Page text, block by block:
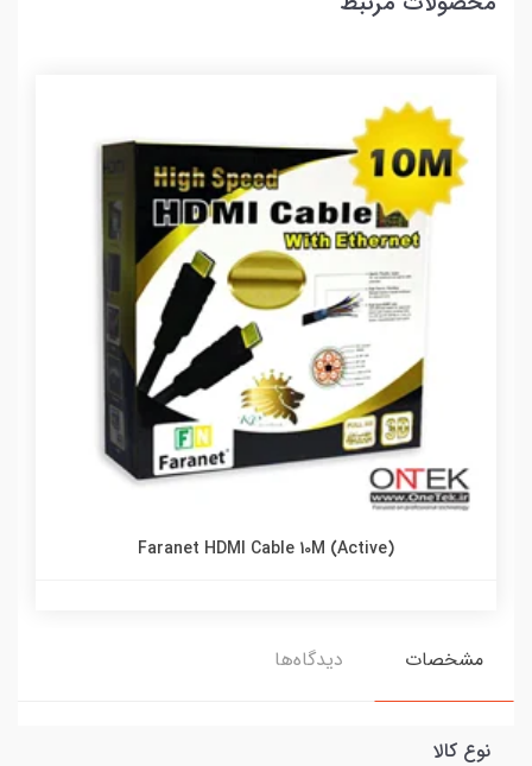
Faranet HDMI Cable 10M (Active)
مشخصات دیدگاه‌ها
نوع کالا